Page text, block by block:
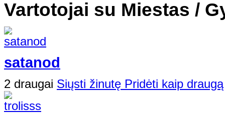
Vartotojai su Miestas /
satanod
2 draugai Siųsti žinutę Pridėti kaip draugą